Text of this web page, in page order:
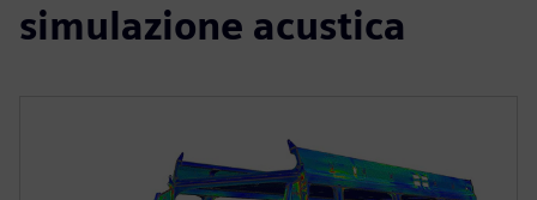
simulazione acustica